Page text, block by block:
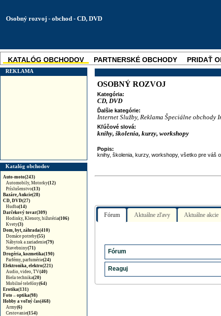
Osobný rozvoj - obchod - CD, DVD
KATALÓG OBCHODOV PARTNERSKÉ OBCHODY
PRIDAŤ
SKUPINOVÉ ZĽAVY NOVINKA
REKLAMA
Katalóg obchodov
Auto-moto(243)
Automobily, Motorky(12)
Príslušenstvo(13)
Bazáre, Aukcie(28)
CD, DVD(27)
Hudba(14)
Darčekový tovar(309)
Hodinky, Klenoty, bižutéria(106)
Kvety(3)
Dom, byt, záhrada(410)
Domáce potreby(55)
Nábytok a zariadenie(79)
Stavebniny(71)
Drogéria, kozmetika(190)
Parfémy, parfumérie(24)
Elektronika, elektro(221)
Audio, video, TV(40)
Biela technika(20)
Mobilné telefóny(64)
Erotika(131)
Foto – optika(98)
Hobby a voľný čas(468)
Army(6)
Cestovanie(154)
OSOBNÝ ROZVOJ
Kategória:
CD, DVD
Ďalšie kategórie:
Internet Služby, Reklama Špeciálne obchody
Kľúčové slová:
knihy, školenia, kurzy, workshopy
Popis:
knihy, školenia, kurzy, workshopy, všetko pre váš
Fórum Aktuálne zľavy Aktuálne akcie
Fórum
Fórum neobsahuje žiadne príspevky.
Reaguj